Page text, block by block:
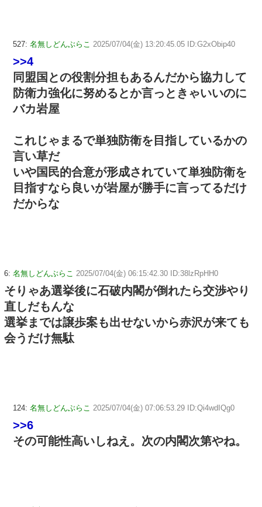
527: 名無しどんぶらこ 2025/07/04(金) 13:20:45.05 ID:G2xObip40
>>4
同盟国との役割分担もあるんだから協力して
防衛力強化に努めるとか言っときゃいいのに
バカ岩屋
これじゃまるで単独防衛を目指しているかの
言い草だ
いや国民的合意が形成されていて単独防衛を
目指すなら良いが岩屋が勝手に言ってるだけ
だからな
6: 名無しどんぶらこ 2025/07/04(金) 06:15:42.30 ID:38lzRpHH0
そりゃあ選挙後に石破内閣が倒れたら交渉やり
直しだもんな
選挙までは譲歩案も出せないから赤沢が来ても
会うだけ無駄
124: 名無しどんぶらこ 2025/07/04(金) 07:06:53.29 ID:Qi4wdIQg0
>>6
その可能性高いしねえ。次の内閣次第やね。